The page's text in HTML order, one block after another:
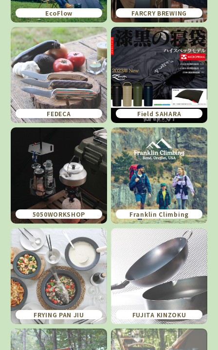
EcoFlow FARCRY BREWING
FEDECA Field SAHARA
5050WORKSHOP Franklin Climbing
FRYING PAN JIU FUJITA KINZOKU